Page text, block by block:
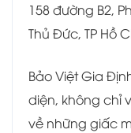
158 đường B2,
Thủ Đức, TP Hồ
Bảo Việt Gia
diện, không chỉ
về những giấc